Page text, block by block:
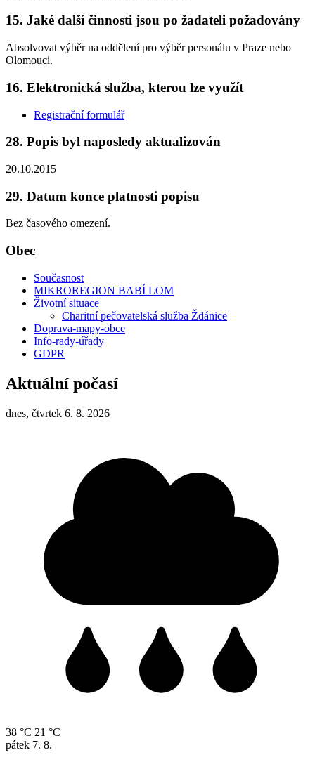
15. Jaké další činnosti jsou po žadateli požadovány
Absolvovat výběr na oddělení pro výběr personálu v Praze nebo
Olomouci.
16. Elektronická služba, kterou lze využít
Registrační formulář
28. Popis byl naposledy aktualizován
20.10.2015
29. Datum konce platnosti popisu
Bez časového omezení.
Obec
Současnost
MIKROREGION BABÍ LOM
Životní situace
Charitní pečovatelská služba Ždánice
Doprava-mapy-obce
Info-rady-úřady
GDPR
Aktuální počasí
dnes, čtvrtek 6. 8. 2026
38 °C 21 °C
pátek 7. 8.